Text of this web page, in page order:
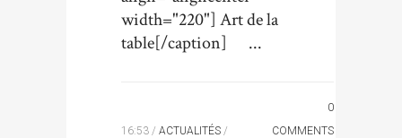
width="220"] Art de la
table[/caption] ...
16:53 / ACTUALITÉS /
0
COMMENTS